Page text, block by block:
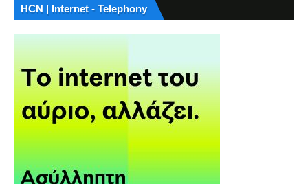
HCN | Internet - Telephony